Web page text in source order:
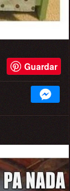
Guardar